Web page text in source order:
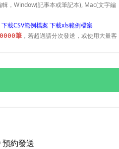
，Window(記事本或筆記本), Mac(文字編
下載CSV範例檔案 下載xls範例檔案
筆 ，若超過請分次發送，或使用大量客
預約發送